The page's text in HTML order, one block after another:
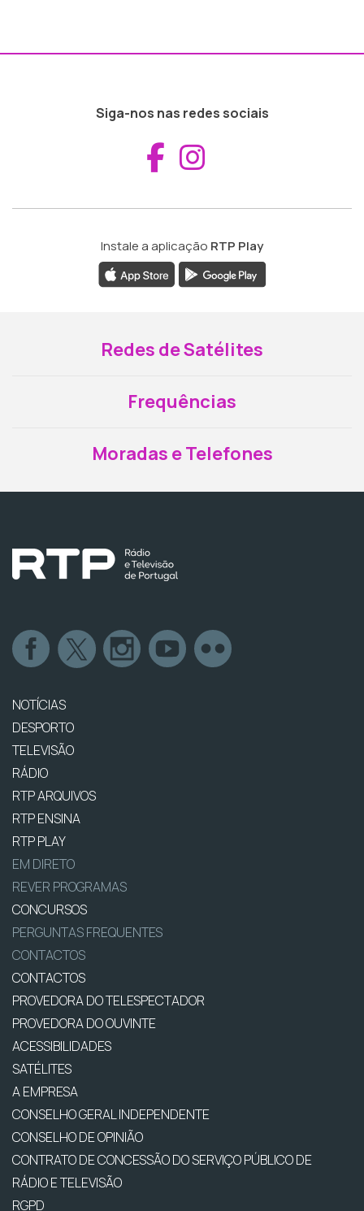
Siga-nos nas redes sociais
Aceder ao
Instale a aplicação RTP Play
Redes de Satélites
Frequências
Moradas e Telefones
NOTÍCIAS
DESPORTO
TELEVISÃO
RÁDIO
RTP ARQUIVOS
RTP ENSINA
RTP PLAY
EM DIRETO
REVER PROGRAMAS
CONCURSOS
PERGUNTAS FREQUENTES
CONTACTOS
CONTACTOS
PROVEDORA DO TELESPECTADOR
PROVEDORA DO OUVINTE
ACESSIBILIDADES
SATÉLITES
A EMPRESA
CONSELHO GERAL INDEPENDENTE
CONSELHO DE OPINIÃO
CONTRATO DE CONCESSÃO DO SERVIÇO PÚBLICO DE
RÁDIO E TELEVISÃO
RGPD